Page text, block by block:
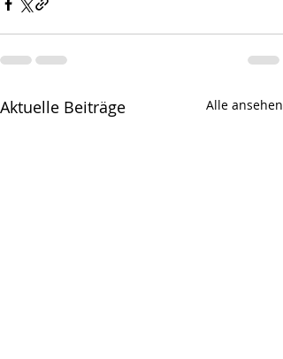
Aktuelle Beiträge Alle ansehen